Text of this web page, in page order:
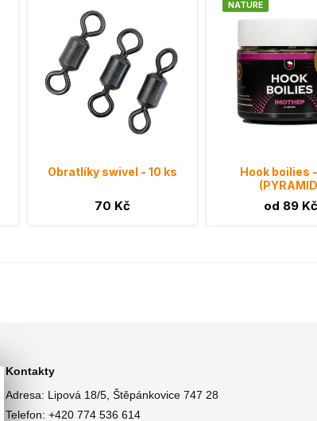
Obratlíky swivel - 10 ks
70 Kč
NATURE
Hook boilies -
od 89 Kč
Kontakty
Adresa: Lipová 18/5, Štěpánkovice 747 28
Telefon: +420 774 536 614